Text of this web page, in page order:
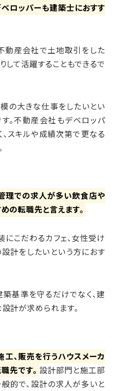
ロッパーも建築士におすす
動産会社で土地取引をした
して活躍することもできるで
の大きな仕事をしたいとい
。不動産会社もデベロッパ
スキルや成績次第で更なる
理での求人が多い飲食店や
の転職先と言えます。
にこだわるカフェ、女性受け
計をしたいという方におす
基準を守るだけでなく、建
計が求められます。
、販売を行うハウスメーカ
先です。 設計部門と施工部
的で、設計の求人が多いと